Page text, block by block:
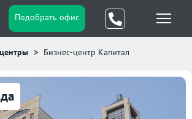
Подобрать офис
Бизнес-центр Капитал